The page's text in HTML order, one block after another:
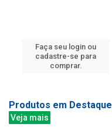
Faça seu login ou
cadastre-se para
comprar.
Produtos em Destaque
Veja mais